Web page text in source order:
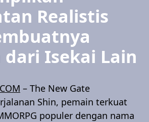
Realistis
dari Isekai Lain
– The New Gate
Shin, pemain terkuat
populer dengan nama